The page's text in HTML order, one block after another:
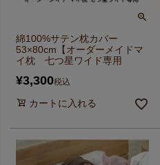
綿100%サテン枕カバー
53×80cm【オーダーメイドマ
イ枕 七つ星ワイド専用
¥3,300税込
カートに入れる